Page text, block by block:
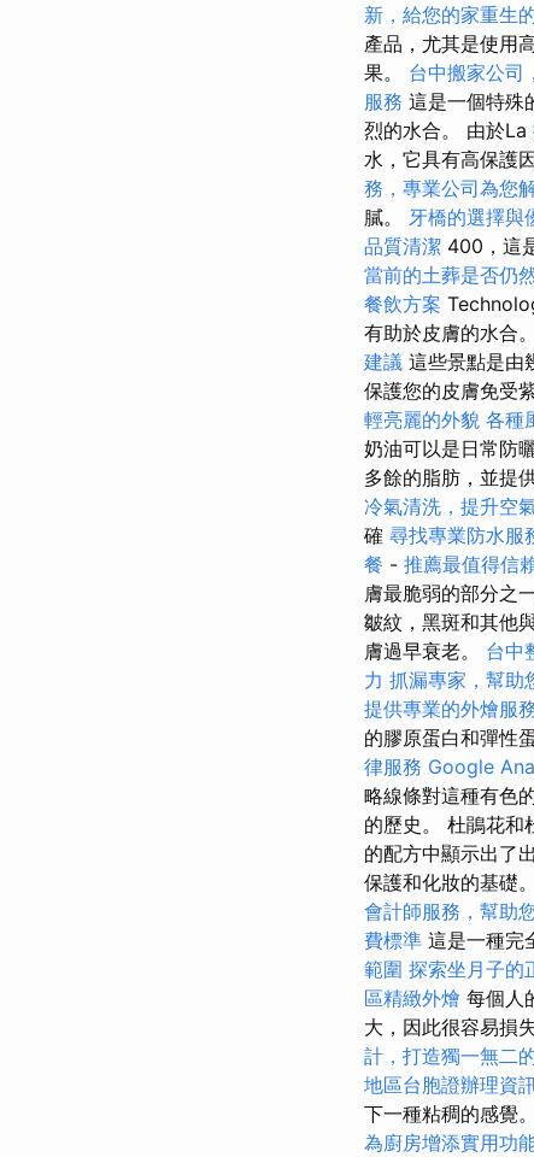
新，給您的家重生
產品，尤其是使用
果。 台中搬家公司
服務 這是一個特殊
烈的水合。 由於La
水，它具有高保護
務，專業公司為您
膩。 牙橋的選擇與
品質清潔 400，這
當前的土葬是否仍
餐飲方案
有助於皮膚的水合
建議 這些景點是由
保護您的皮膚免受
輕亮麗的外貌 各種
奶油可以是日常防
多餘的脂肪，並提
冷氣清洗，提升空
確 尋找專業防水服
餐 - 推薦最值得信
膚最脆弱的部分之
皺紋，黑斑和其他
膚過早衰老。 台中
力 抓漏專家，幫助
提供專業的外燴服
的膠原蛋白和彈性
律服務 Google
略線條對這種有色
的歷史。 杜鵑花和
的配方中顯示出了
保護和化妝的基礎。
會計師服務，幫助
費標準 這是一種完
範圍 探索坐月子的
區精緻外燴 每個人
大，因此很容易損
計，打造獨一無二
地區台胞證辦理資
下一種粘稠的感覺
為廚房增添實用功